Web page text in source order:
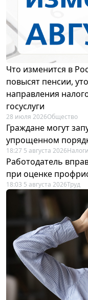
Что изменится в
повысят пенсии,
направления
госуслуги
28 июля 2026Общество
Граждане могут
упрощенном
18:27 5 августа 2026
Работодатель
при оценке
18:03 5 августа 2026Труд